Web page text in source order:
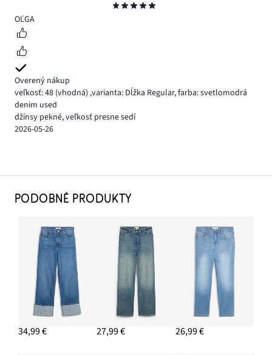
5
OĽGA
Overený nákup
veľkosť: 48 (vhodná) ,varianta: Dĺžka Regular,farba: svetlomodrá
denim used
džínsy pekné, veľkosť presne sedí
2026-05-26
PODOBNÉ PRODUKTY
34,99 € 27,99 € 26,99 €